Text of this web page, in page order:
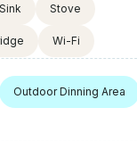
Sink Stove
Wi-Fi
Outdoor Dinning Area